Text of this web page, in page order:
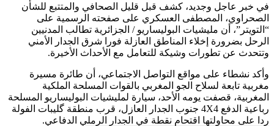
في خبر عاجل وجديد، كشف قبل قليل الصحافي والمتتبع للشأن
الصحراوي، المصطفى العسكري على صفحته الرسمية على
“التويتر”، أن مليشيات البوليساريو / الجزائرية تطالب المدنيين
الرحل بضرورة إخلاء المناطق العازلة فورا شرق الجدار الأمني
وتتحدث عن تطورات وشيكة للتعامل مع الأحداث الأخيرة.
وأكد نشطاء على مواقع التواصل الاجتماعي، أن طائرة مسيرة
مغربية تابعة لسلاح الجو المغربي بالقوات المسلحة الملكية
المغربية، قصفت يومه الأحد، سيارة لمليشيات البوليساريو المسلحة
رباعية الدفع 4X4 جنوب الجدار العازل، قرب منطقة گليبات الفولة
ردا على محاولتها اقتحام نقطة في الجدار الرملي الدفاعي.